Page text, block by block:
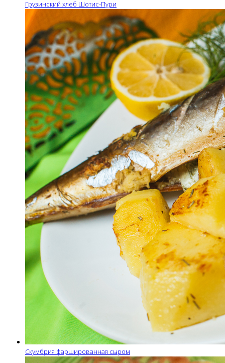
Грузинский хлеб Шотис-Пури
Скумбрия фаршированная сыром